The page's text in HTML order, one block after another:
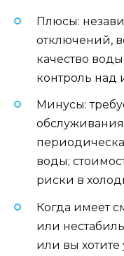
Плюсы:
отключений,
качество
контроль над
Минусы:
воды;
риски в
Когда имеет
или
или вы хотите